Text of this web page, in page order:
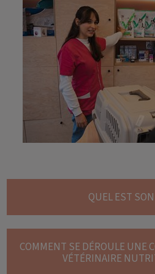
QUEL EST
COMMENT SE DÉROULE UNE